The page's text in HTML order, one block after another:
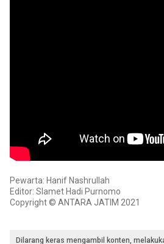
Pewarta: Hanif Nashrullah
Editor: Slamet Hadi Purnomo
Copyright © ANTARA JATIM 2021
Dilarang keras mengambil konten,